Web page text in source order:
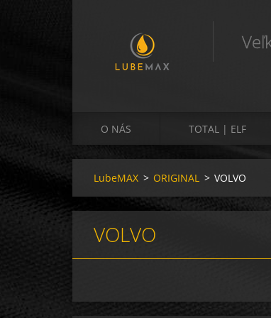
O NÁS TOTAL | ELF
LubeMAX > ORIGINAL > VOLVO
VOLVO